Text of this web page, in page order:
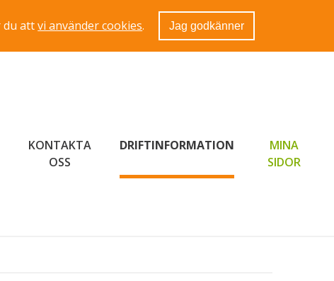
du attvi använder cookies. Jag godkänner
KONTAKTA
OSS
DRIFTINFORMATION
MINA
SIDORLÄNK